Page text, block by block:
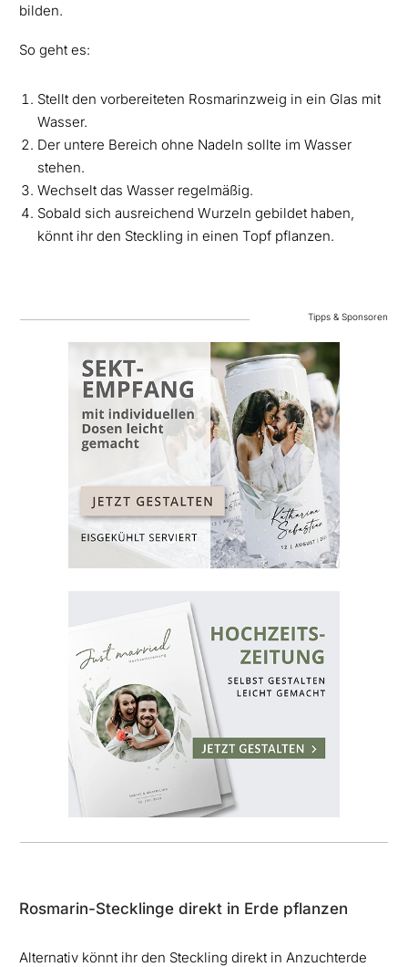
bilden.
So geht es:
Stellt den vorbereiteten Rosmarinzweig in ein Glas mit
Wasser.
Der untere Bereich ohne Nadeln sollte im Wasser
stehen.
Wechselt das Wasser regelmäßig.
Sobald sich ausreichend Wurzeln gebildet haben,
könnt ihr den Steckling in einen Topf pflanzen.
Tipps & Sponsoren
Rosmarin-Stecklinge direkt in Erde pflanzen
Alternativ könnt ihr den Steckling direkt in Anzuchterde